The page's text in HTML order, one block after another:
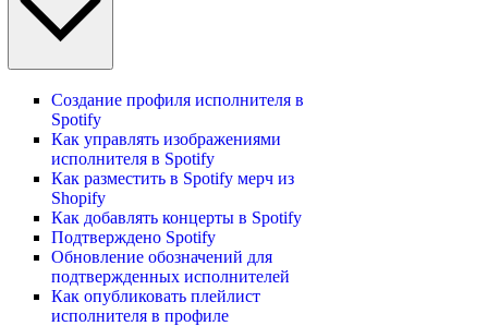
Создание профиля исполнителя в
Spotify
Как управлять изображениями
исполнителя в Spotify
Как разместить в Spotify мерч из
Shopify
Как добавлять концерты в Spotify
Подтверждено Spotify
Обновление обозначений для
подтвержденных исполнителей
Как опубликовать плейлист
исполнителя в профиле